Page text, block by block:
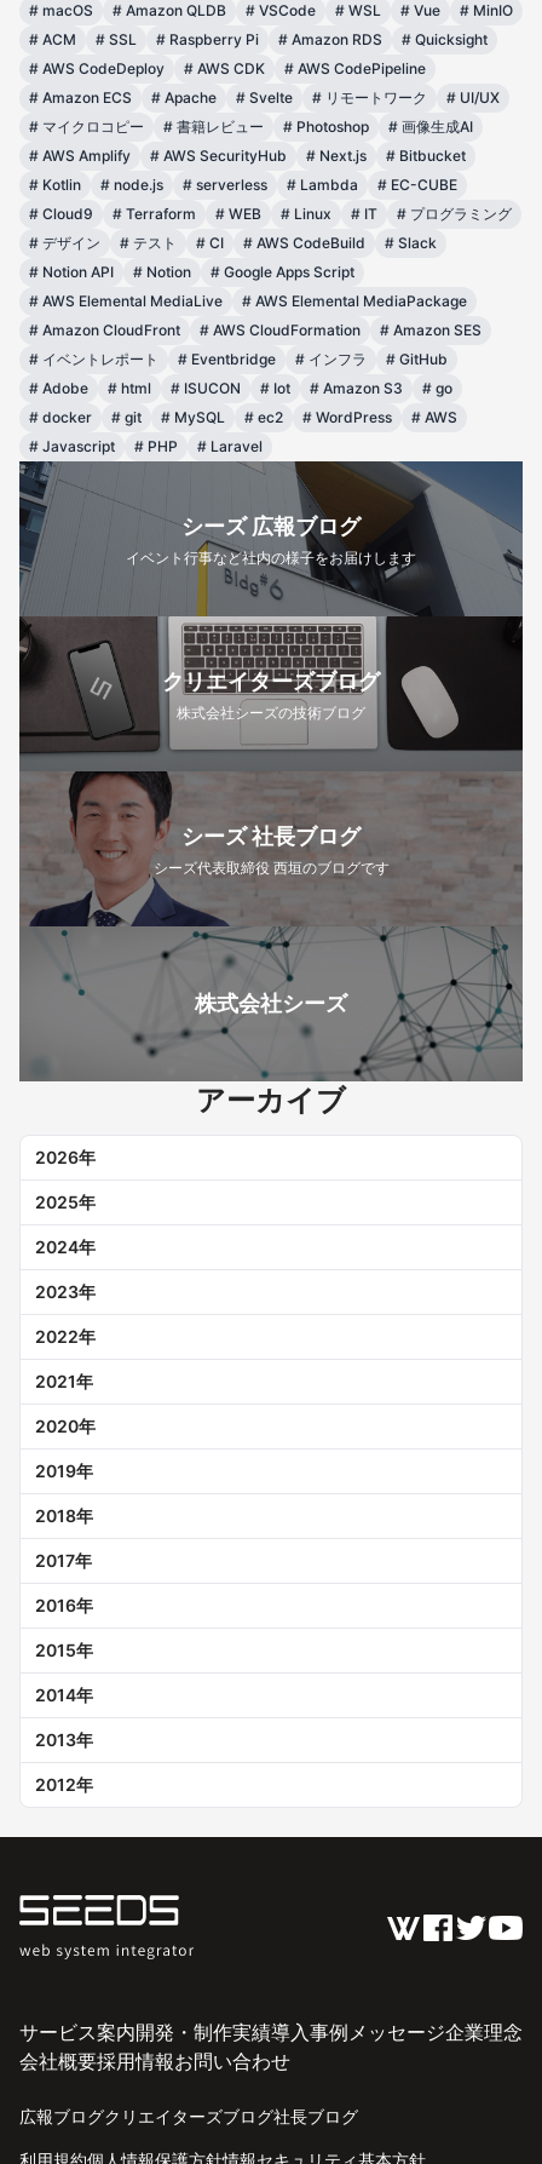
# macOS # Amazon QLDB # VSCode # WSL # Vue # MinIO
# ACM # SSL # Raspberry Pi # Amazon RDS # Quicksight
# AWS CodeDeploy # AWS CDK # AWS CodePipeline
# Amazon ECS # Apache # Svelte # リモートワーク # UI/UX
# マイクロコピー # 書籍レビュー # Photoshop # 画像生成AI
# AWS Amplify # AWS SecurityHub # Next.js # Bitbucket
# Kotlin # node.js # serverless # Lambda # EC-CUBE
# Cloud9 # Terraform # WEB # Linux # IT # プログラミング
# デザイン # テスト # CI # AWS CodeBuild # Slack
# Notion API # Notion # Google Apps Script
# AWS Elemental MediaLive # AWS Elemental MediaPackage
# Amazon CloudFront # AWS CloudFormation # Amazon SES
# イベントレポート # Eventbridge # インフラ # GitHub
# Adobe # html # ISUCON # Iot # Amazon S3 # go
# docker # git # MySQL # ec2 # WordPress # AWS
# Javascript # PHP # Laravel
シーズ 広報ブログ
イベント行事など社内の様子をお届けします
クリエイターズブログ
株式会社シーズの技術ブログ
シーズ 社長ブログ
シーズ代表取締役 西垣のブログです
株式会社シーズ
アーカイブ
2026年
2025年
2024年
2023年
2022年
2021年
2020年
2019年
2018年
2017年
2016年
2015年
2014年
2013年
2012年
サービス案内開発・制作実績導入事例メッセージ企業理念
会社概要採用情報お問い合わせ
広報ブログクリエイターズブログ社長ブログ
利用規約個人情報保護方針情報セキュリティ基本方針